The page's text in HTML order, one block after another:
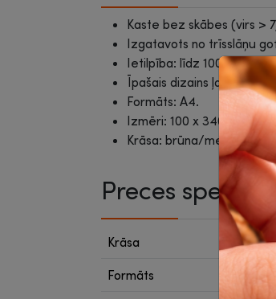
Kaste bez skābes (virs >
Izgatavots no trīsslāņu
Ietilpība: līdz 1000
Īpašais dizains ļauj kastei
Formāts: A4.
Izmēri: 100 x 340 x
Krāsa: brūna/melna.
Preces
Krāsa
Formāts